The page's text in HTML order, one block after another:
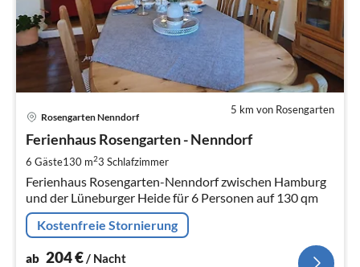
5 km von Rosengarten
Rosengarten Nenndorf
Ferienhaus Rosengarten - Nenndorf
6 Gäste130 m23 Schlafzimmer
Ferienhaus Rosengarten-Nenndorf zwischen Hamburg
und der Lüneburger Heide für 6 Personen auf 130 qm
Kostenfreie Stornierung
ab 204€/ Nacht